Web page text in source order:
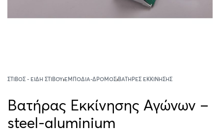
ΣΤΊΒΟΣ - ΕΊΔΗ ΣΤΊΒΟΥ›ΕΜΠΌΔΙΑ-ΔΡΌΜΟΣ›ΒΑΤΉΡΕΣ ΕΚΚΊΝΗΣΗΣ
Βατήρας Εκκίνησης Αγώνων –
steel-aluminium